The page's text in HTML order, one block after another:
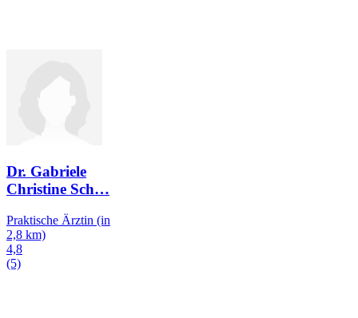
Dr. Gabriele
Christine Sch…
Praktische Ärztin (in
2,8 km)
4,8
(5)